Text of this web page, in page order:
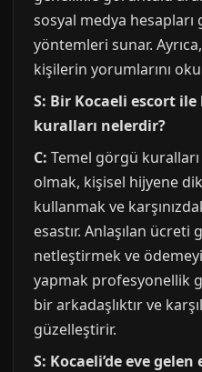
sosyal medya
yöntemleri sunar.
kişilerin yorumlarını
S: Bir Kocaeli escort
kuralları nelerdir?
C: Temel görgü
olmak, kişisel hijyene
kullanmak ve
esastır. Anlaşılan
netleştirmek ve
yapmak profesyonellik
bir arkadaşlıktır ve
güzelleştirir.
S: Kocaeli’de eve